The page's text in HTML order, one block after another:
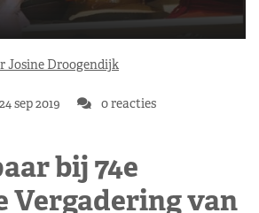
Josine Droogendijk
24 sep 2019 0 reacties
bij 74e
Vergadering van